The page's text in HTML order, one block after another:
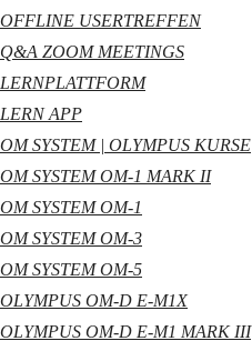
OFFLINE USERTREFFEN
Q&A ZOOM MEETINGS
LERNPLATTFORM
LERN APP
OM SYSTEM | OLYMPUS KURSE
OM SYSTEM OM-1 MARK II
OM SYSTEM OM-1
OM SYSTEM OM-3
OM SYSTEM OM-5
OLYMPUS OM-D E-M1X
OLYMPUS OM-D E-M1 MARK III